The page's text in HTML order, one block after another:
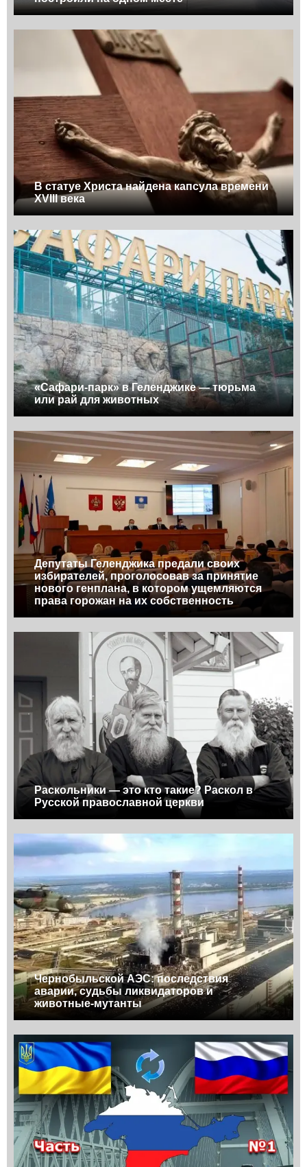
В статуе Христа найдена капсула времени
XVIII века
«Сафари-парк» в Геленджике — тюрьма
или рай для животных
Депутаты Геленджика предали своих
избирателей, проголосовав за принятие
нового генплана, в котором ущемляются
права горожан на их собственность
Раскольники — это кто такие? Раскол в
Русской православной церкви
Чернобыльской АЭС: последствия
аварии, судьбы ликвидаторов и
животные-мутанты